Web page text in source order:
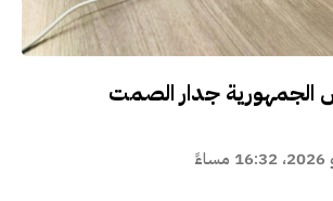
الجمهورية جدار الصمت